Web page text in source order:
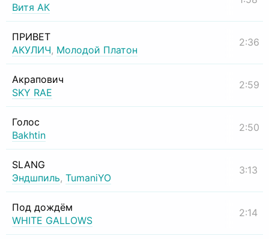
Витя АК
ПРИВЕТ
АКУЛИЧ, Молодой Платон
2:36
Акрапович
SKY RAE
2:59
Голос
Bakhtin
2:50
SLANG
Эндшпиль, TumaniYO
3:13
Под дождём
WHITE GALLOWS
2:14